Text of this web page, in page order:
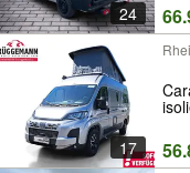
24
17